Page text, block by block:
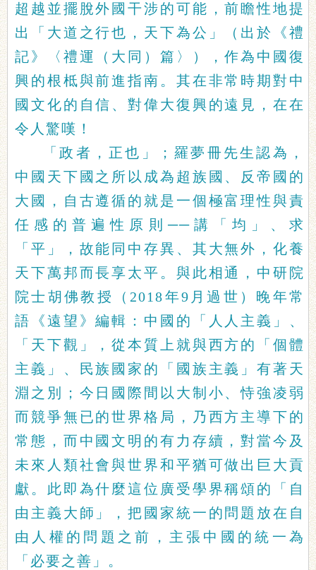
超越並擺脫外國干涉的可能，前瞻性地提
出「大道之行也，天下為公」（出於《禮
記》〈禮運（大同）篇〉），作為中國復
興的根柢與前進指南。其在非常時期對中
國文化的自信、對偉大復興的遠見，在在
令人驚嘆！
「政者，正也」；羅夢冊先生認為，
中國天下國之所以成為超族國、反帝國的
大國，自古遵循的就是一個極富理性與責
任感的普遍性原則──講「均」、求
「平」，故能同中存異、其大無外，化養
天下萬邦而長享太平。與此相通，中研院
院士胡佛教授（2018年9月過世）晚年常
語《遠望》編輯：中國的「人人主義」、
「天下觀」，從本質上就與西方的「個體
主義」、民族國家的「國族主義」有著天
淵之別；今日國際間以大制小、恃強凌弱
而競爭無已的世界格局，乃西方主導下的
常態，而中國文明的有力存續，對當今及
未來人類社會與世界和平猶可做出巨大貢
獻。此即為什麼這位廣受學界稱頌的「自
由主義大師」，把國家統一的問題放在自
由人權的問題之前，主張中國的統一為
「必要之善」。